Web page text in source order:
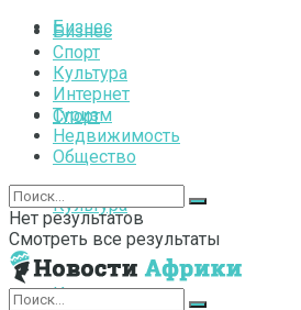
Бизнес
Спорт
Культура
Интернет
Бизнес
Спорт
Культура
Интернет
Туризм
Недвижимость
Общество
Нет результатов
Смотреть все результаты